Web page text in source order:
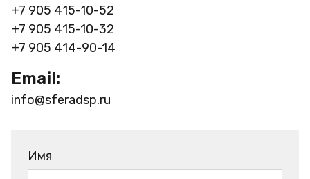
+7 905 415-10-52
+7 905 415-10-32
+7 905 414-90-14
Email:
info@sferadsp.ru
Имя